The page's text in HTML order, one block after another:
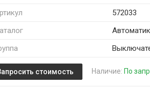
572033
стоимость Наличие: По